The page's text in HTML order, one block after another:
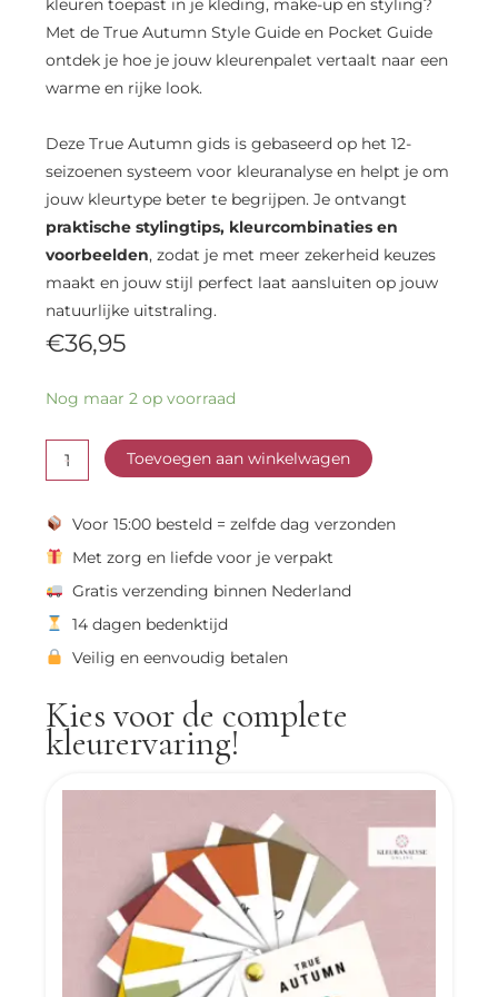
kleuren toepast in je kleding, make-up en styling?
Met de True Autumn Style Guide en Pocket Guide
ontdek je hoe je jouw kleurenpalet vertaalt naar een
warme en rijke look.
Deze True Autumn gids is gebaseerd op het 12-
seizoenen systeem voor kleuranalyse en helpt je om
jouw kleurtype beter te begrijpen. Je ontvangt
praktische stylingtips, kleurcombinaties en
voorbeelden, zodat je met meer zekerheid keuzes
maakt en jouw stijl perfect laat aansluiten op jouw
natuurlijke uitstraling.
€36,95
Nog maar 2 op voorraad
-
Autumn
Guide
en
Pocket
aantal
Toevoegen aan winkelwagen
Voor 15:00 besteld = zelfde dag verzonden
Met zorg en liefde voor je verpakt
Gratis verzending binnen Nederland
14 dagen bedenktijd
Veilig en eenvoudig betalen
Kies voor de complete
kleurervaring!